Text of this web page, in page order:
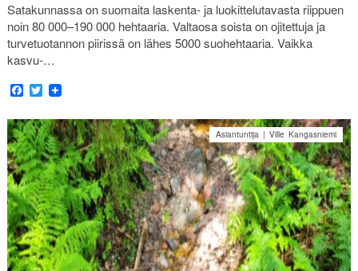
Satakunnassa on suomaita laskenta- ja luokittelutavasta riippuen
noin 80 000–190 000 hehtaaria. Valtaosa soista on ojitettuja ja
turvetuotannon piirissä on lähes 5000 suohehtaaria. Vaikka
kasvu-…
Facebook
Twitter
Asiantuntija | Ville Kangasniemi